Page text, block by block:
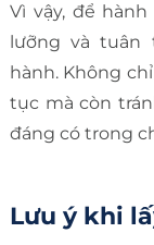
Vì vậy, để
lưỡng và
hành. Không
tục mà còn
đáng có trong
Lưu ý khi